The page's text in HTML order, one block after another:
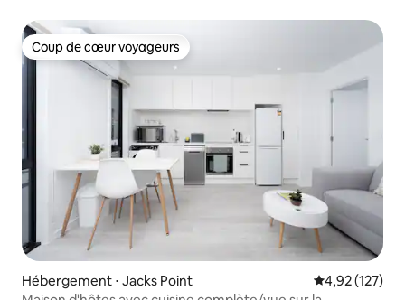
Coup de cœur voyageurs
Coup de cœur voyageurs
Hébergement ⋅ Jacks Point Évaluation
4,92 (127)